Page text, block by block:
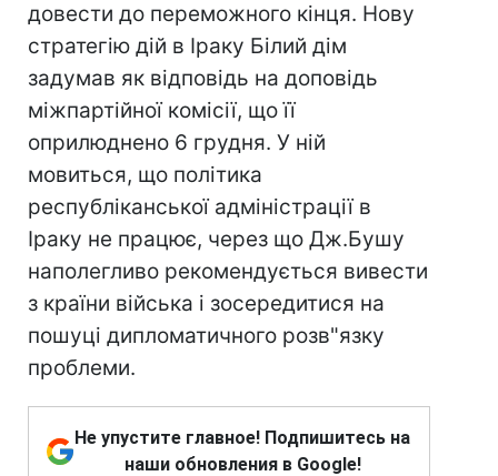
довести до переможного кінця. Нову
стратегію дій в Іраку Білий дім
задумав як відповідь на доповідь
міжпартійної комісії, що її
оприлюднено 6 грудня. У ній
мовиться, що політика
республіканської адміністрації в
Іраку не працює, через що Дж.Бушу
наполегливо рекомендується вивести
з країни війська і зосередитися на
пошуці дипломатичного розв"язку
проблеми.
Не упустите главное! Подпишитесь на
наши обновления в Google!